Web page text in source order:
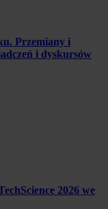
Przemiany i
i dyskursów
2026 we